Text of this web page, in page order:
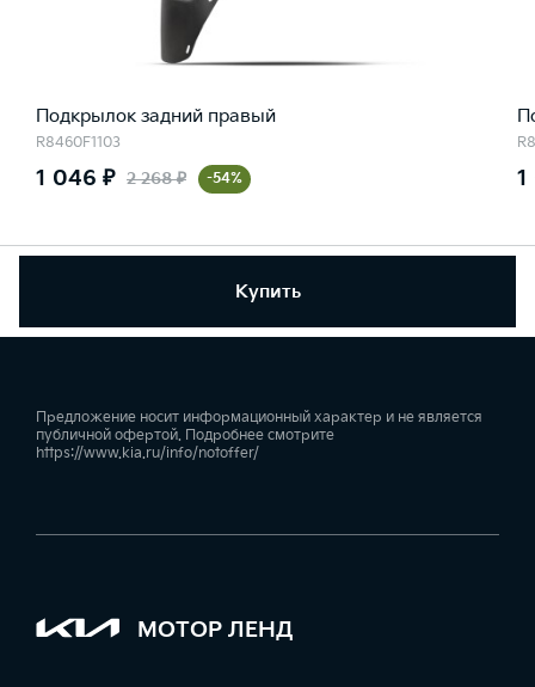
Купить
Подкрылок задний правый
R8460F1103
1 046 ₽ 2 268 ₽ -54% 1
Предложение носит информационный характер и не является
публичной офертой. Подробнее смотрите
https://www.kia.ru/info/notoffer/
МОТОР ЛЕНД